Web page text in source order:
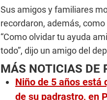
Sus amigos y familiares
recordaron, además,
“Como olvidar tu ayuda
todo”, dijo un amigo del
MÁS NOTICIAS DE
Niño de 5 años está
de su padrastro, en